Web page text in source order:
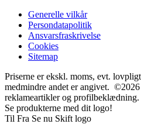
Generelle vilkår
Persondatapolitik
Ansvarsfraskrivelse
Cookies
Sitemap
Priserne er ekskl. moms, evt.
medmindre andet er angivet.
reklameartikler og profilbeklædning.
Se produkterne med dit logo!
Til Fra Se nu Skift logo